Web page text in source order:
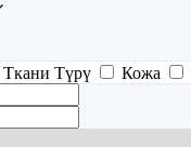
Ткани Түрү Кожа